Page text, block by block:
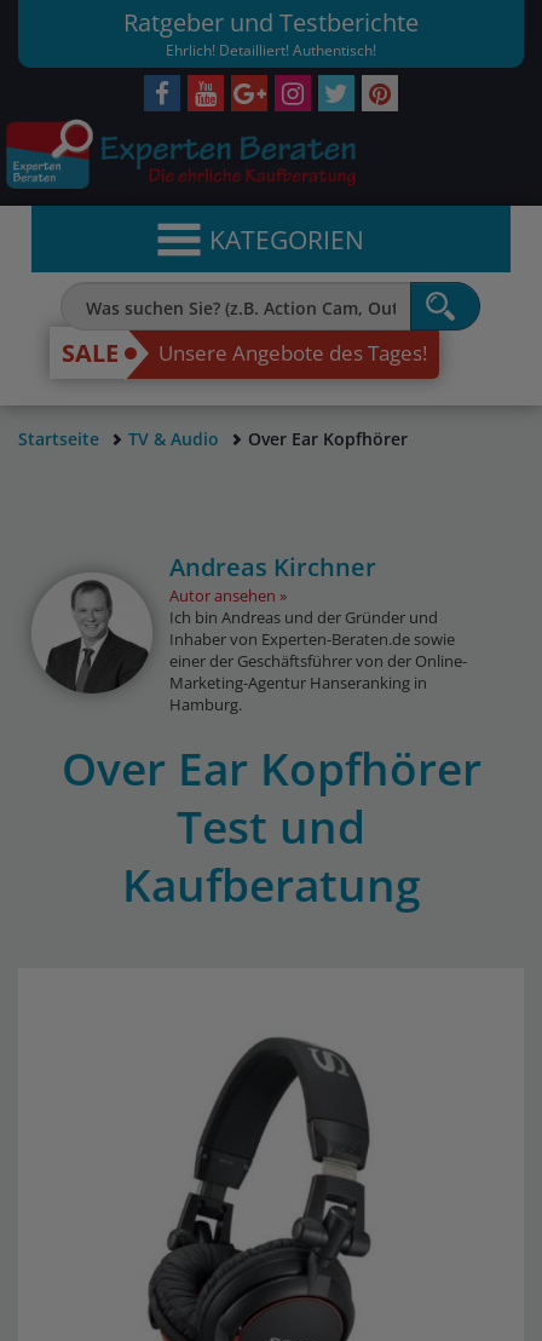
Ratgeber und Testberichte
Ehrlich! Detailliert! Authentisch!
KATEGORIEN
SALE Unsere Angebote des Tages!
Startseite TV & Audio Over Ear Kopfhörer
Andreas Kirchner
Autor ansehen
Ich bin Andreas und der Gründer und
Inhaber von Experten-Beraten.de sowie
einer der Geschäftsführer von der Online-
Marketing-Agentur Hanseranking in
Hamburg.
Over Ear Kopfhörer
Test und
Kaufberatung